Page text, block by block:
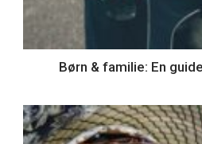
Børn & familie: En